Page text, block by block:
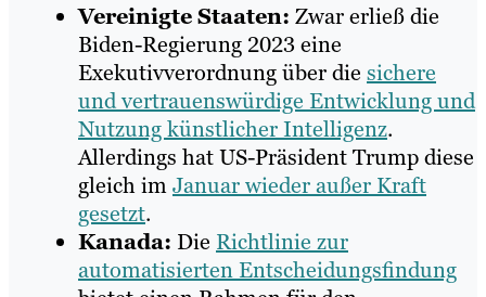
Vereinigte Staaten: Zwar erließ die
Biden-Regierung 2023 eine
Exekutivverordnung über die sichere
und vertrauenswürdige Entwicklung und
Nutzung künstlicher Intelligenz.
Allerdings hat US-Präsident Trump diese
gleich imJanuar wieder außer Kraft
gesetzt.
Kanada: Die Richtlinie zur
automatisierten Entscheidungsfindung